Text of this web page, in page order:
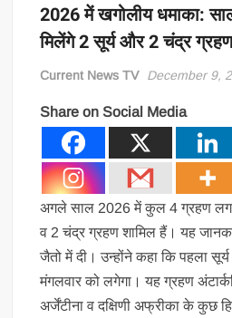
2026 में खगोलीय धमाका:
मिलेंगे 2 सूर्य और 2 चंद्र
Current News TV December 9,
Share on Social Media
अगले साल 2026 में कुल 4 ग्रहण
व 2 चंद्र ग्रहण शामिल हैं। यह
जैतो में दी। उन्होंने कहा कि पहला
मंगलवार को लगेगा। यह ग्रहण
अर्जेंटीना व दक्षिणी अफ्रीका के कुछ